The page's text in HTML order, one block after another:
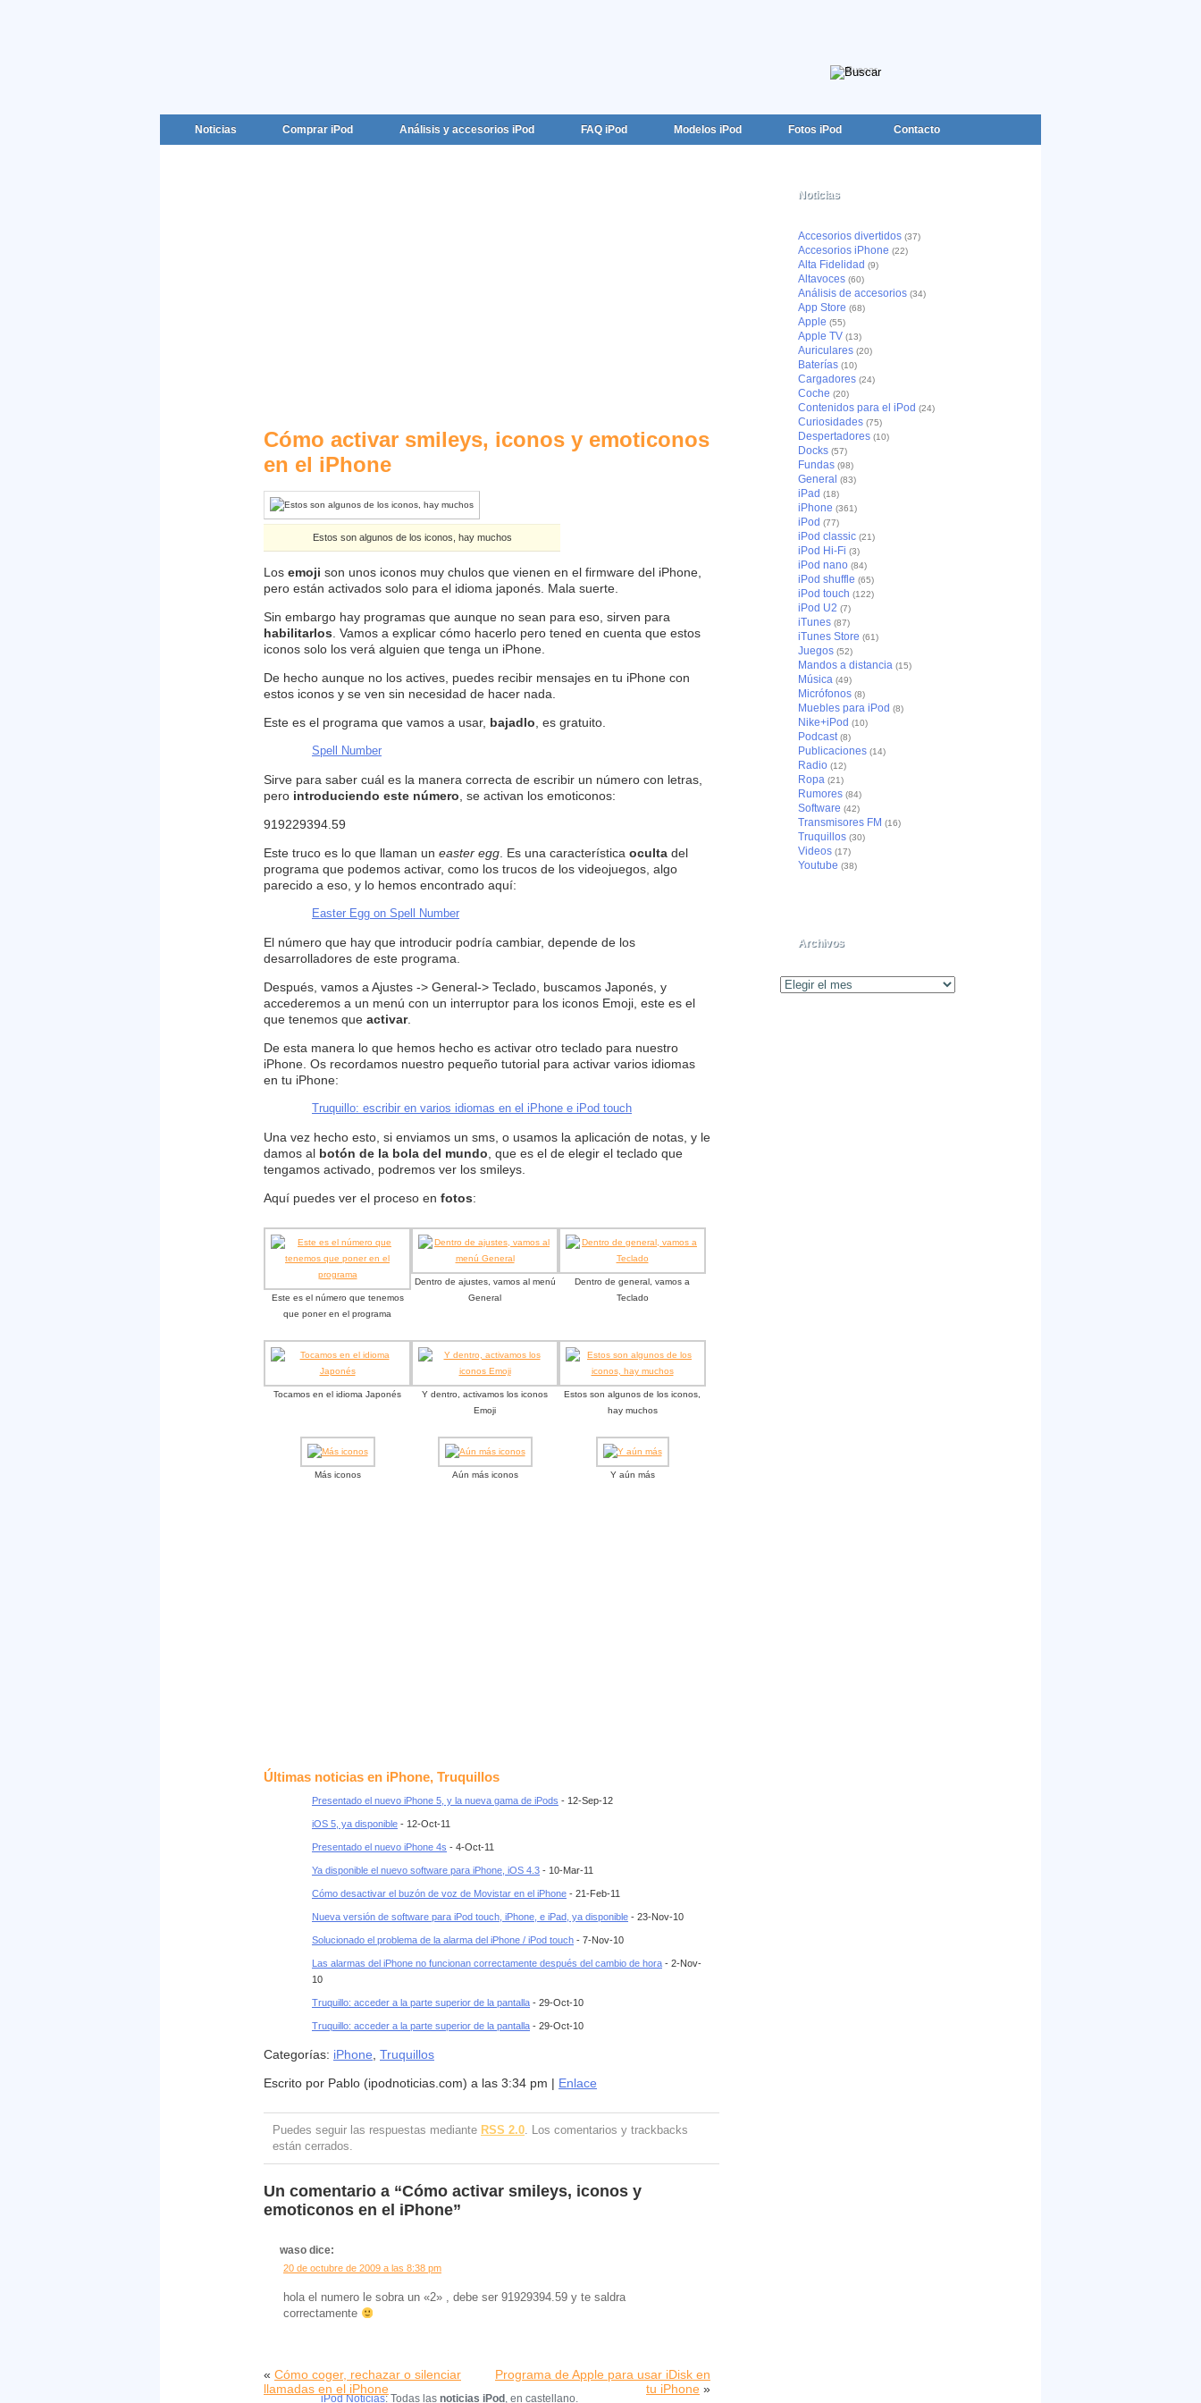
Noticias Comprar iPod Análisis y accesorios iPod FAQ iPod Modelos iPod Fotos iPod Contacto
Cómo activar smileys, iconos y emoticonos
en el iPhone
Estos son algunos de los iconos, hay muchos
Los emoji son unos iconos muy chulos que vienen en el firmware del iPhone,
pero están activados solo para el idioma japonés. Mala suerte.
Sin embargo hay programas que aunque no sean para eso, sirven para
habilitarlos . Vamos a explicar cómo hacerlo pero tened en cuenta que estos
iconos solo los verá alguien que tenga un iPhone.
De hecho aunque no los actives, puedes recibir mensajes en tu iPhone con
estos iconos y se ven sin necesidad de hacer nada.
Este es el programa que vamos a usar, bajadlo , es gratuito.
Spell Number
Sirve para saber cuál es la manera correcta de escribir un número con letras,
pero introduciendo este número , se activan los emoticonos:
919229394.59
Este truco es lo que llaman un easter egg . Es una característica oculta del
programa que podemos activar, como los trucos de los videojuegos, algo
parecido a eso, y lo hemos encontrado aquí:
Easter Egg on Spell Number
El número que hay que introducir podría cambiar, depende de los
desarrolladores de este programa.
Después, vamos a Ajustes -> General-> Teclado, buscamos Japonés, y
accederemos a un menú con un interruptor para los iconos Emoji, este es el
que tenemos que activar.
De esta manera lo que hemos hecho es activar otro teclado para nuestro
iPhone. Os recordamos nuestro pequeño tutorial para activar varios idiomas
en tu iPhone:
Truquillo: escribir en varios idiomas en el iPhone e iPod touch
Una vez hecho esto, si enviamos un sms, o usamos la aplicación de notas, y le
damos al botón de la bola del mundo , que es el de elegir el teclado que
tengamos activado, podremos ver los smileys.
Aquí puedes ver el proceso en fotos:
Este es el número que tenemos
que poner en el programa
Dentro de ajustes, vamos al menú
General
Dentro de general, vamos a
Teclado
Tocamos en el idioma Japonés
Y dentro, activamos los iconos
Emoji
Estos son algunos de los iconos,
hay muchos
Más iconos Aún más iconos Y aún más
Últimas noticias en iPhone, Truquillos
Presentado el nuevo iPhone 5, y la nueva gama de iPods - 12-Sep-12
iOS 5, ya disponible - 12-Oct-11
Presentado el nuevo iPhone 4s - 4-Oct-11
Ya disponible el nuevo software para iPhone, iOS 4.3 - 10-Mar-11
Cómo desactivar el buzón de voz de Movistar en el iPhone - 21-Feb-11
Nueva versión de software para iPod touch, iPhone, e iPad, ya disponible - 23-Nov-10
Solucionado el problema de la alarma del iPhone / iPod touch - 7-Nov-10
Las alarmas del iPhone no funcionan correctamente después del cambio de hora - 2-Nov-
10
Truquillo: acceder a la parte superior de la pantalla - 29-Oct-10
Truquillo: acceder a la parte superior de la pantalla - 29-Oct-10
Categorías: iPhone Truquillos
Escrito por Pablo (ipodnoticias.com) a las 3:34 pm | Enlace
Puedes seguir las respuestas mediante RSS 2.0. Los comentarios y trackbacks
están cerrados.
Un comentario a “Cómo activar smileys, iconos y
emoticonos en el iPhone”
waso dice:
20 de octubre de 2009 a las 8:38 pm
hola el numero le sobra un «2» , debe ser 91929394.59 y te saldra
correctamente
« Cómo coger, rechazar o silenciar
llamadas en el iPhone
Programa de Apple para usar iDisk en
tu iPhone »
Noticias
Accesorios divertidos (37)
Accesorios iPhone (22)
Alta Fidelidad (9)
Altavoces (60)
Análisis de accesorios (34)
App Store (68)
Apple (55)
Apple TV (13)
Auriculares (20)
Baterías (10)
Cargadores (24)
Coche (20)
Contenidos para el iPod (24)
Curiosidades (75)
Despertadores (10)
Docks (57)
Fundas (98)
General (83)
iPad (18)
iPhone (361)
iPod (77)
iPod classic (21)
iPod Hi-Fi (3)
iPod nano (84)
iPod shuffle (65)
iPod touch (122)
iPod U2 (7)
iTunes (87)
iTunes Store (61)
Juegos (52)
Mandos a distancia (15)
Música (49)
Micrófonos (8)
Muebles para iPod (8)
Nike+iPod (10)
Podcast (8)
Publicaciones (14)
Radio (12)
Ropa (21)
Rumores (84)
Software (42)
Transmisores FM (16)
Truquillos (30)
Videos (17)
Youtube (38)
Archivos
Archivos
iPod Noticias: Todas las noticias iPod , en castellano.